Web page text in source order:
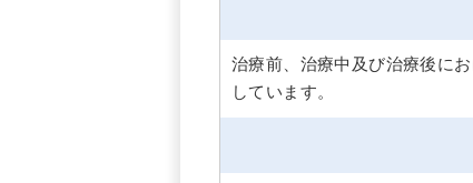
治療前、治療中及び治療後に
しています。